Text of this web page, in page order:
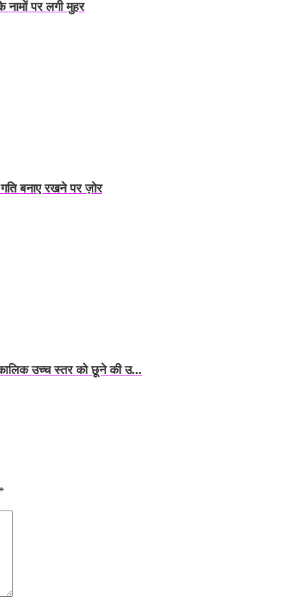
नामों पर लगी मुहर
बनाए रखने पर ज़ोर
उच्च स्तर को छूने की उ...
*